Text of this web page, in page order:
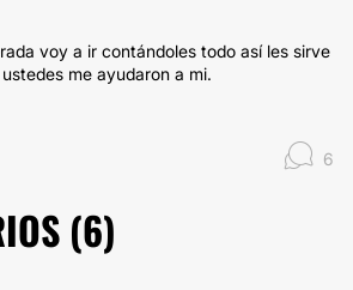
voy a ir contándoles todo así les sirve
me ayudaron a mi.
6
(6)